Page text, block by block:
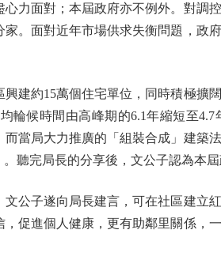
面對；本屆政府亦不例外。對調
。面對近年市場供求失衡問題，政
約15萬個住宅單位，同時積極擴
候時間由高峰期的6.1年縮短至
當局大力推廣的「組裝合成」建築
聽完局長的分享後，文公子認為本
子遂向局長建言，可在社區建立
促進個人健康，更有助鄰里關係，